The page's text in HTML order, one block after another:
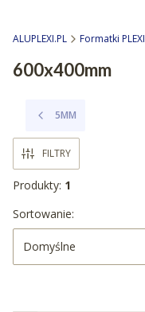
ALUPLEXI.PL Formatki PLEXI
600x400mm
5MM
FILTRY
Produkty: 1
Lista produktów
Sortowanie:
Domyślne